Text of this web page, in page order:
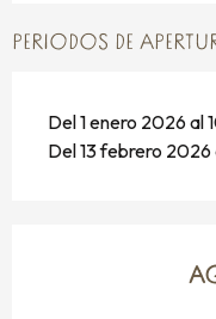
PERIODOS DE
Del 1 enero 2026 al
Del 13 febrero